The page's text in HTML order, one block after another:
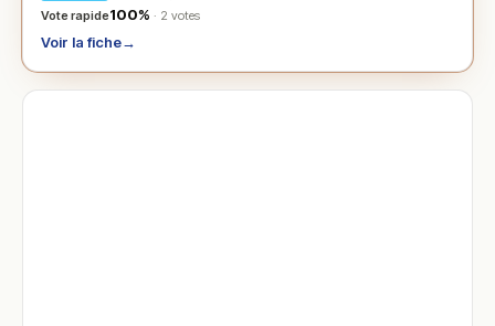
Vote rapide100% · 2 votes
Voir la fiche→